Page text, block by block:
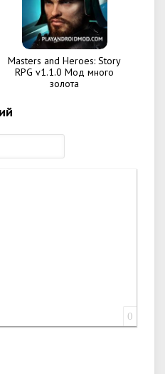
Masters and Heroes: Story
RPG v1.1.0 Мод много
золота
0